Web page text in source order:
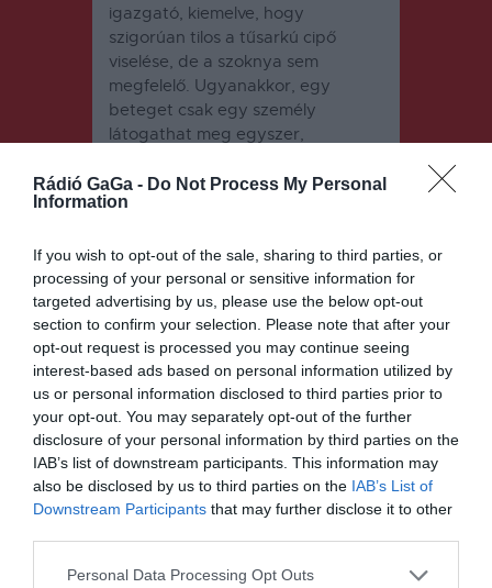
Rádió GaGa - Do Not Process My Personal
Information
If you wish to opt-out of the sale, sharing to third parties, or
processing of your personal or sensitive information for
targeted advertising by us, please use the below opt-out
section to confirm your selection. Please note that after your
opt-out request is processed you may continue seeing
interest-based ads based on personal information utilized by
us or personal information disclosed to third parties prior to
your opt-out. You may separately opt-out of the further
disclosure of your personal information by third parties on the
IAB’s list of downstream participants. This information may
also be disclosed by us to third parties on the IAB’s List of
Downstream Participants that may further disclose it to other
Personal Data Processing Opt Outs
igazgató, kiemelve, hogy
szigorúan tilos a tűsarkú cipő
viselése, de a szoknya sem
megfelelő. Ugyanakkor, egy
beteget csak egy személy
látogathat meg egyszer,
– hangsúlyozta.
történhet, 13:30 és 14: 30 óra
között.
Bejegyzés
navigáció
ELŐZŐ
Lezárult a
KÖVETKEZŐ
Javában